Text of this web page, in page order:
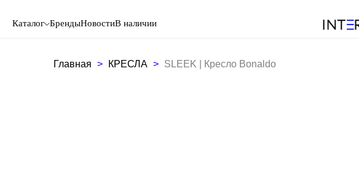
Каталог БрендыНовостиВ наличии
Главная КРЕСЛА SLEEK | Кресло Bonaldo